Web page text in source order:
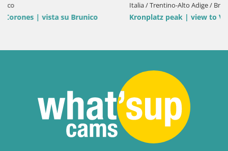
Italia / Trentino-Alto Adige / Brunico
Kronplatz peak | view to Valdaora – Olang